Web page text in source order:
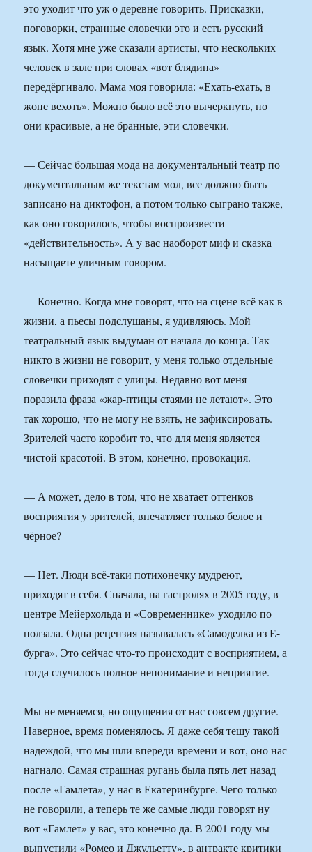
это уходит что уж о деревне говорить. Присказки,
поговорки, странные словечки это и есть русский
язык. Хотя мне уже сказали артисты, что нескольких
человек в зале при словах «вот блядина»
передёргивало. Мама моя говорила: «Ехать-ехать, в
жопе вехоть». Можно было всё это вычеркнуть, но
они красивые, а не бранные, эти словечки.
— Сейчас большая мода на документальный театр по
документальным же текстам мол, все должно быть
записано на диктофон, а потом только сыграно также,
как оно говорилось, чтобы воспроизвести
«действительность». А у вас наоборот миф и сказка
насыщаете уличным говором.
— Конечно. Когда мне говорят, что на сцене всё как в
жизни, а пьесы подслушаны, я удивляюсь. Мой
театральный язык выдуман от начала до конца. Так
никто в жизни не говорит, у меня только отдельные
словечки приходят с улицы. Недавно вот меня
поразила фраза «жар-птицы стаями не летают». Это
так хорошо, что не могу не взять, не зафиксировать.
Зрителей часто коробит то, что для меня является
чистой красотой. В этом, конечно, провокация.
— А может, дело в том, что не хватает оттенков
восприятия у зрителей, впечатляет только белое и
чёрное?
— Нет. Люди всё-таки потихонечку мудреют,
приходят в себя. Сначала, на гастролях в 2005 году, в
центре Мейерхольда и «Современнике» уходило по
ползала. Одна рецензия называлась «Самоделка из Е-
бурга». Это сейчас что-то происходит с восприятием, а
тогда случилось полное непонимание и неприятие.
Мы не меняемся, но ощущения от нас совсем другие.
Наверное, время поменялось. Я даже себя тешу такой
надеждой, что мы шли впереди времени и вот, оно нас
нагнало. Самая страшная ругань была пять лет назад
после «Гамлета», у нас в Екатеринбурге. Чего только
не говорили, а теперь те же самые люди говорят ну
вот «Гамлет» у вас, это конечно да. В 2001 году мы
выпустили «Ромео и Джульетту», в антракте критики